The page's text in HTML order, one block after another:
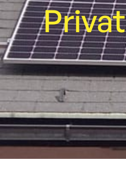
Privat